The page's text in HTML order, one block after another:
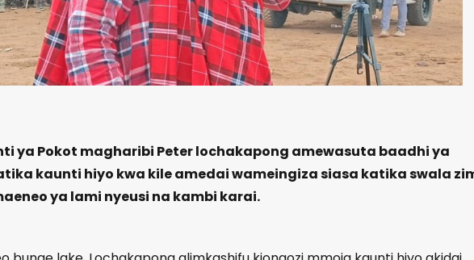
ya Pokot magharibi Peter lochakapong amewasuta baadhi ya
kaunti hiyo kwa kile amedai wameingiza siasa katika swala
ya lami nyeusi na kambi karai.